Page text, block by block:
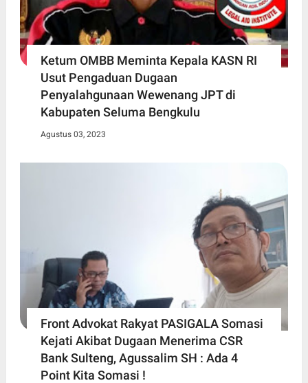
Ketum OMBB Meminta Kepala KASN RI
Usut Pengaduan Dugaan
Penyalahgunaan Wewenang JPT di
Kabupaten Seluma Bengkulu
Agustus 03, 2023
Front Advokat Rakyat PASIGALA Somasi
Kejati Akibat Dugaan Menerima CSR
Bank Sulteng, Agussalim SH : Ada 4
Point Kita Somasi !